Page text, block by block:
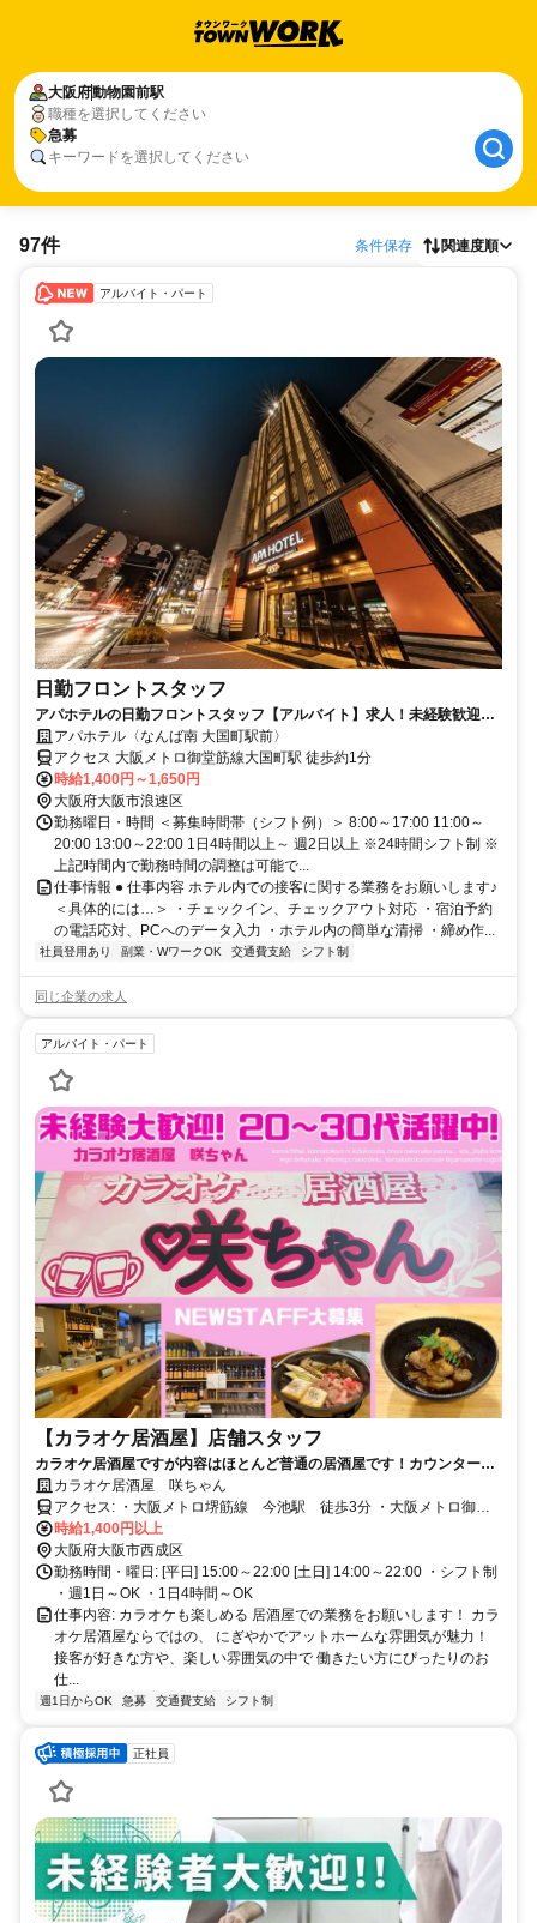
大阪府動物園前駅
職種を選択してください
急募
キーワードを選択してください
97件 条件保存 関連度順
アルバイト・パート
日勤フロントスタッフ
アパホテルの日勤フロントスタッフ【アルバイト】求人！未経験歓迎＆
研修充実で安心スタート
アパホテル〈なんば南 大国町駅前〉
アクセス 大阪メトロ御堂筋線大国町駅 徒歩約1分
時給1,400円～1,650円
大阪府大阪市浪速区
勤務曜日・時間 ＜募集時間帯（シフト例）＞ 8:00～17:00 11:00～
20:00 13:00～22:00 1日4時間以上～ 週2日以上 ※24時間シフト制 ※
上記時間内で勤務時間の調整は可能で...
仕事情報 ● 仕事内容 ホテル内での接客に関する業務をお願いします♪
＜具体的には…＞ ・チェックイン、チェックアウト対応 ・宿泊予約
の電話応対、PCへのデータ入力 ・ホテル内の簡単な清掃 ・締め作...
社員登用あり 副業・WワークOK 交通費支給 シフト制
同じ企業の求人
アルバイト・パート
【カラオケ居酒屋】店舗スタッフ
カラオケ居酒屋ですが内容はほとんど普通の居酒屋です！カウンター越
しに料理とお酒を提供！平日・休日共に募集中です！シフト相談OK
カラオケ居酒屋 咲ちゃん
アクセス: ・大阪メトロ堺筋線 今池駅 徒歩3分 ・大阪メトロ御堂
筋線 動物園前駅 ・JR大阪環状線・南海電鉄 新今宮駅
時給1,400円以上
大阪府大阪市西成区
勤務時間・曜日: [平日] 15:00～22:00 [土日] 14:00～22:00 ・シフト制
・週1日～OK ・1日4時間～OK
仕事内容: カラオケも楽しめる 居酒屋での業務をお願いします！ カラ
オケ居酒屋ならではの、 にぎやかでアットホームな雰囲気が魅力！
接客が好きな方や、楽しい雰囲気の中で 働きたい方にぴったりのお
仕...
週1日からOK 急募 交通費支給 シフト制
正社員